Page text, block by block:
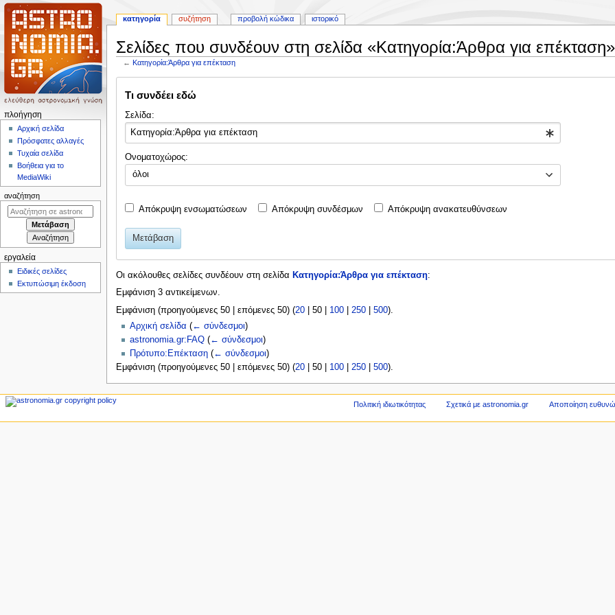
Σελίδες που συνδέουν στη σελίδα «Κατηγορία:Άρθρα για επέκταση»
← Κατηγορία:Άρθρα για επέκταση
στην
στην
Τι συνδέει εδώ
Σελίδα:
Ονοματοχώρος:
όλοι
Απόκρυψη ενσωματώσεων Απόκρυψη συνδέσμων Απόκρυψη ανακατευθύνσεων
Μετάβαση
Οι ακόλουθες σελίδες συνδέουν στη σελίδα Κατηγορία:Άρθρα για επέκταση:
Εμφάνιση 3 αντικείμενων.
Εμφάνιση (προηγούμενες 50| επόμενες 50) (20| 50| 100| 250| 500).
Αρχική σελίδα (← σύνδεσμοι)
astronomia.gr:FAQ (← σύνδεσμοι)
Πρότυπο:Επέκταση (← σύνδεσμοι)
Εμφάνιση (προηγούμενες 50| επόμενες 50) (20| 50| 100| 250| 500).
Μ
π
γ
η
η
κατηγορία συζήτηση προβολή κώδικα ιστορικό
πλοήγηση
Αρχική σελίδα
Πρόσφατες αλλαγές
Τυχαία σελίδα
Βοήθεια για το
MediaWiki
αναζήτηση
εργαλεία
Ειδικές σελίδες
Εκτυπώσιμη έκδοση
Πολιτική ιδιωτικότητας Σχετικά με astronomia.gr Αποποίηση